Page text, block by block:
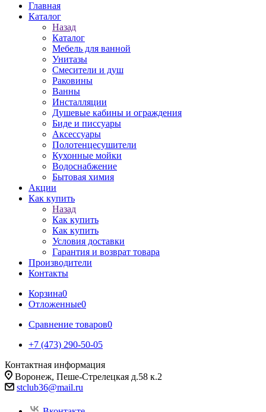
Главная
Каталог
Назад
Каталог
Мебель для ванной
Унитазы
Смесители и душ
Раковины
Ванны
Инсталляции
Душевые кабины и ограждения
Биде и писсуары
Аксессуары
Полотенцесушители
Кухонные мойки
Водоснабжение
Бытовая химия
Акции
Как купить
Назад
Как купить
Как купить
Условия доставки
Гарантия и возврат товара
Производители
Контакты
Корзина0
Отложенные0
Сравнение товаров0
+7 (473) 290-50-05
Контактная информация
Воронеж, Пеше-Стрелецкая д.58 к.2
stclub36@mail.ru